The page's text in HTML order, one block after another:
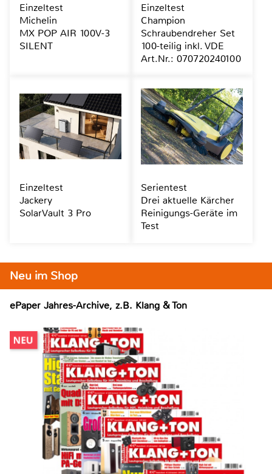
Neu im Shop
ePaper Jahres-Archive, z.B. Klang & Ton
Einzeltest
Michelin
MX POP AIR 100V-3
SILENT
Einzeltest
Champion
Schraubendreher Set
100-teilig inkl. VDE
Art.Nr.: 070720240100
Einzeltest
Jackery
SolarVault 3 Pro
Serientest
Drei aktuelle Kärcher
Reinigungs-Geräte im
Test